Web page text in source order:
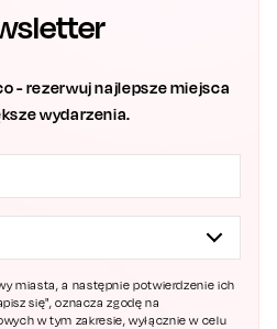
- rezerwuj najlepsze miejsca
wydarzenia.
miasta, a następnie potwierdzenie ich
się", oznacza zgodę na
w tym zakresie, wyłącznie w celu